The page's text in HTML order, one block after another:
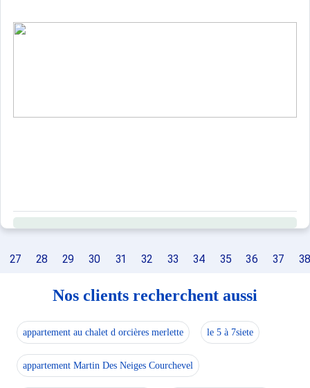
27 28 29 30 31 32 33 34 35 36 37 38
Nos clients recherchent aussi
appartement au chalet d orcières merlette le 5 à 7siete
appartement Martin Des Neiges Courchevel